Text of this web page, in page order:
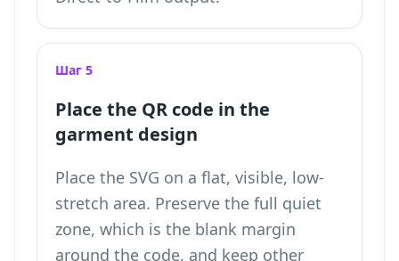
Шаг 5
Place the QR code in the
garment design
Place the SVG on a flat, visible, low-
stretch area. Preserve the full quiet
zone, which is the blank margin
around the code, and keep other